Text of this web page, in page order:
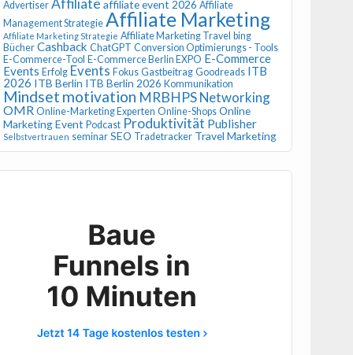
Advertiser Affiliate affiliate event 2026 Affiliate
Management Strategie Affiliate Marketing
Affiliate Marketing Strategie Affiliate Marketing Travel bing
Bücher Cashback ChatGPT Conversion Optimierungs - Tools
E-Commerce-Tool E-Commerce Berlin EXPO E-Commerce
Events Erfolg Events Fokus Gastbeitrag Goodreads ITB
2026 ITB Berlin ITB Berlin 2026 Kommunikation
Mindset motivation MRBHPS Networking
OMR Online-Marketing Experten Online-Shops Online
Marketing Event Podcast Produktivität Publisher
Selbstvertrauen seminar SEO Tradetracker Travel Marketing